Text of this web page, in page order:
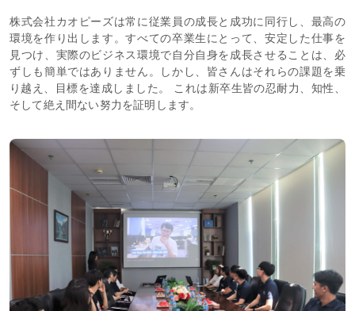
株式会社カオピーズは常に従業員の成長と成功に同行し、最高の
環境を作り出します。すべての卒業生にとって、安定した仕事を
見つけ、実際のビジネス環境で自分自身を成長させることは、必
ずしも簡単ではありません。しかし、皆さんはそれらの課題を乗
り越え、目標を達成しました。 これは新卒生皆の忍耐力、知性、
そして絶え間ない努力を証明します。